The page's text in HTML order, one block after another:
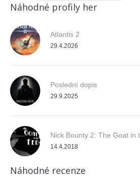
Náhodné profily her
Atlantis 2
29.4.2026
Poslední dopis
29.9.2025
Nick Bounty 2: The Goat in
14.4.2018
Náhodné recenze